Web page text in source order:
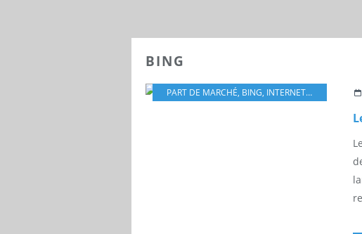
BING
PART DE MARCHÉ, BING, INTERNET,MICROSOFT,